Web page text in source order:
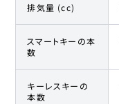
排気量 (cc)
スマートキーの本
数
キーレスキーの
本数